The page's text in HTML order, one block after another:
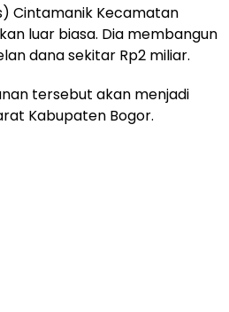
Cintamanik Kecamatan
luar biasa. Dia membangun
dana sekitar Rp2 miliar.
tersebut akan menjadi
Kabupaten Bogor.